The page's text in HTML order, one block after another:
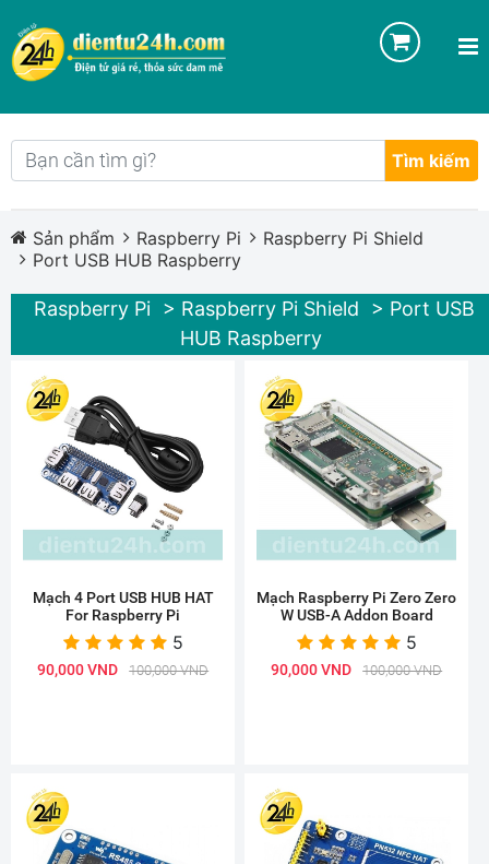
Tìm kiếm
Sản phẩm Raspberry Pi
Raspberry Pi Shield
Port USB HUB Raspberry
Raspberry Pi > Raspberry Pi Shield
> Port USB
HUB Raspberry
Mạch 4 Port USB HUB HAT
For Raspberry Pi
5
90,000 VND 100,000 VND
Mạch Raspberry Pi Zero Zero
W USB-A Addon Board
5
90,000 VND 100,000 VND